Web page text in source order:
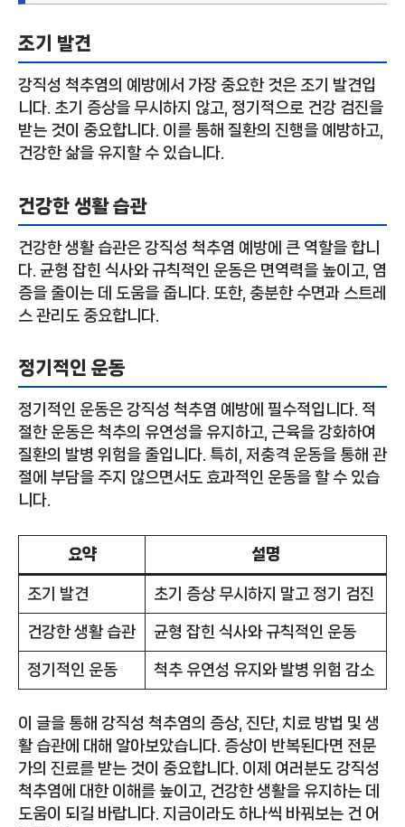
조기 발견
강직성 척추염의 예방에서 가장 중요한 것은 조기 발견입
니다. 초기 증상을 무시하지 않고, 정기적으로 건강 검진을
받는 것이 중요합니다. 이를 통해 질환의 진행을 예방하고,
건강한 삶을 유지할 수 있습니다.
건강한 생활 습관
건강한 생활 습관은 강직성 척추염 예방에 큰 역할을 합니
다. 균형 잡힌 식사와 규칙적인 운동은 면역력을 높이고, 염
증을 줄이는 데 도움을 줍니다. 또한, 충분한 수면과 스트레
스 관리도 중요합니다.
정기적인 운동
정기적인 운동은 강직성 척추염 예방에 필수적입니다. 적
절한 운동은 척추의 유연성을 유지하고, 근육을 강화하여
질환의 발병 위험을 줄입니다. 특히, 저충격 운동을 통해 관
절에 부담을 주지 않으면서도 효과적인 운동을 할 수 있습
니다.
요약 설명
조기 발견 초기 증상 무시하지 말고 정기 검진
건강한 생활 습관 균형 잡힌 식사와 규칙적인 운동
정기적인 운동 척추 유연성 유지와 발병 위험 감소
이 글을 통해 강직성 척추염의 증상, 진단, 치료 방법 및 생
활 습관에 대해 알아보았습니다. 증상이 반복된다면 전문
가의 진료를 받는 것이 중요합니다. 이제 여러분도 강직성
척추염에 대한 이해를 높이고, 건강한 생활을 유지하는 데
도움이 되길 바랍니다. 지금이라도 하나씩 바꿔보는 건 어